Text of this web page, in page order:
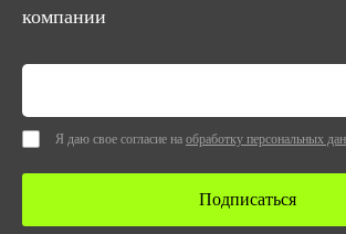
компании
Я даю свое согласие на обработку персональных
Подписаться